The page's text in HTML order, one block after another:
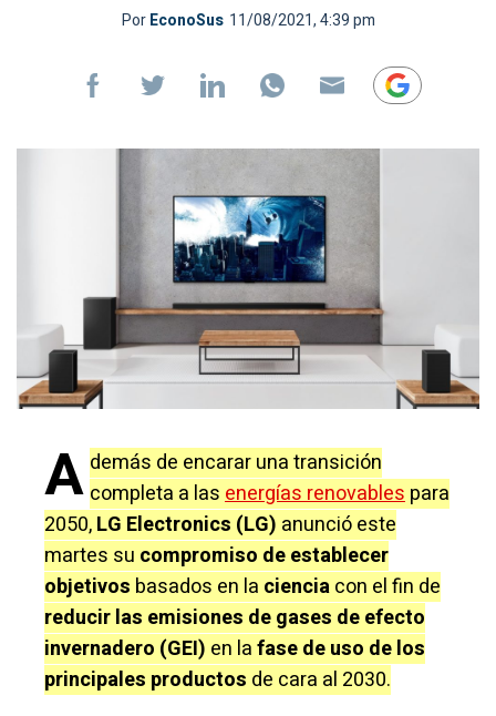
PorEconoSus 11/08/2021, 4:39 pm
A demás de encarar una transición
completa a lasenergías renovablespara
2050,LG Electronics (LG) anunció este
martes su compromiso de establecer
objetivos basados en la cienciacon el fin de
reducir las emisiones de gases de efecto
invernadero (GEI) en lafase de uso de los
principales productos de cara al 2030.